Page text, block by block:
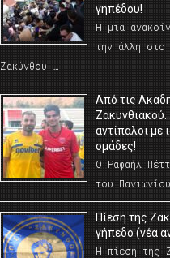
γηπέδου!
Η μια
την άλλη στο
Ζακύνθου …
Από τις
αντίπαλοι με
ομάδες!
Ο Ραφαήλ
του
Πίεση της
γήπεδο (νέα
Η πίεση της